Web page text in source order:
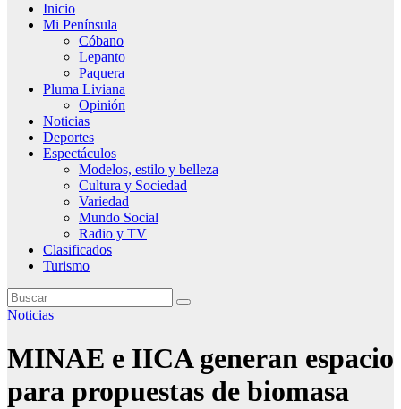
Inicio
Mi Península
Cóbano
Lepanto
Paquera
Pluma Liviana
Opinión
Noticias
Deportes
Espectáculos
Modelos, estilo y belleza
Cultura y Sociedad
Variedad
Mundo Social
Radio y TV
Clasificados
Turismo
Noticias
MINAE e IICA generan espacio
para propuestas de biomasa